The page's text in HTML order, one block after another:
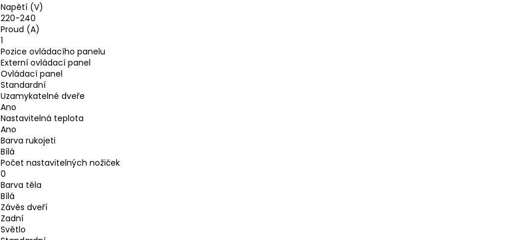
Napětí (V)
220-240
Proud (A)
1
Pozice ovládacího panelu
Externí ovládací panel
Ovládací panel
Standardní
Uzamykatelné dveře
Ano
Nastavitelná teplota
Ano
Barva rukojeti
Bílá
Počet nastavitelných nožiček
0
Barva těla
Bílá
Závěs dveří
Zadní
Světlo